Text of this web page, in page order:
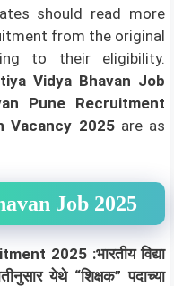
should read more
from the original
to their eligibility.
Vidya Bhavan Job
Pune Recruitment
Vacancy 2025 are as
Job 2025
2025 :भारतीय विद्या
येथे “शिक्षक” पदाच्या